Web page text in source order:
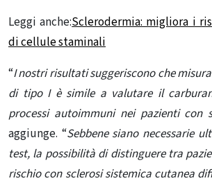
Leggi anche:Sclerodermia: migliora i
di cellule staminali
“I nostri risultati suggeriscono che
di tipo I è simile a valutare il
processi autoimmuni nei pazienti con
aggiunge. “Sebbene siano necessarie
test, la possibilità di distinguere tra
rischio con sclerosi sistemica cutanea